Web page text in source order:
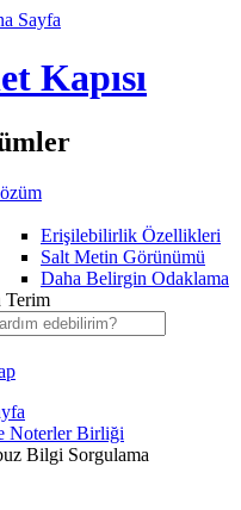
Sayfa
Kapısı
Erişilebilirlik Özellikleri
Salt Metin Görünümü
Daha Belirgin Odaklama
Terim
Noterler Birliği
Bilgi Sorgulama